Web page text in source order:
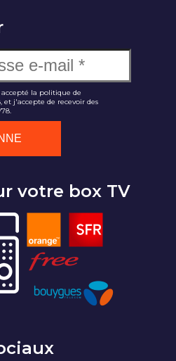
la politique de
et j'accepte de recevoir des
votre box TV